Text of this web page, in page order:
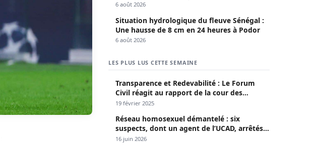
6 août 2026
Situation hydrologique du fleuve Sénégal :
Une hausse de 8 cm en 24 heures à Podor
6 août 2026
LES PLUS LUS CETTE SEMAINE
Transparence et Redevabilité : Le Forum
Civil réagit au rapport de la cour des
comptes
19 février 2025
Réseau homosexuel démantelé : six
suspects, dont un agent de l’UCAD, arrêtés à
Keur Massar ; l’un avoue avoir propagé le
16 juin 2026